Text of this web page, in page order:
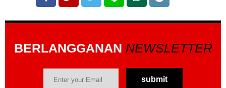
BERLANGGANAN NEWSLETTER